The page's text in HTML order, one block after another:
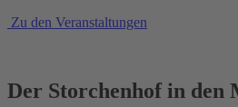
Zu den Veranstaltungen
Der Storchenhof in den